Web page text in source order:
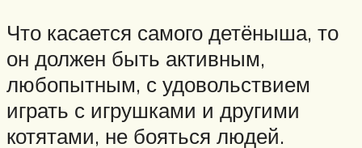
Что касается самого детёныша, то
он должен быть активным,
любопытным, с удовольствием
играть с игрушками и другими
котятами, не бояться людей.